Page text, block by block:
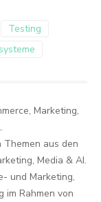
Testing
Marketing,
aus den
Media & AI.
und Marketing,
im Rahmen von